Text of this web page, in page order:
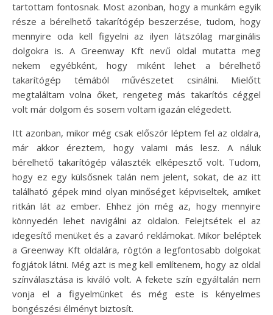
tartottam fontosnak. Most azonban, hogy a munkám egyik
része a bérelhető takarítógép beszerzése, tudom, hogy
mennyire oda kell figyelni az ilyen látszólag marginális
dolgokra is. A Greenway Kft nevű oldal mutatta meg
nekem egyébként, hogy miként lehet a bérelhető
takarítógép témából művészetet csinálni. Mielőtt
megtaláltam volna őket, rengeteg más takarítós céggel
volt már dolgom és sosem voltam igazán elégedett.
Itt azonban, mikor még csak először léptem fel az oldalra,
már akkor éreztem, hogy valami más lesz. A náluk
bérelhető takarítógép választék elképesztő volt. Tudom,
hogy ez egy külsősnek talán nem jelent, sokat, de az itt
található gépek mind olyan minőséget képviseltek, amiket
ritkán lát az ember. Ehhez jön még az, hogy mennyire
könnyedén lehet navigálni az oldalon. Felejtsétek el az
idegesítő menüket és a zavaró reklámokat. Mikor beléptek
a Greenway Kft oldalára, rögtön a legfontosabb dolgokat
fogjátok látni. Még azt is meg kell említenem, hogy az oldal
színválasztása is kiváló volt. A fekete szín egyáltalán nem
vonja el a figyelmünket és még este is kényelmes
böngészési élményt biztosít.